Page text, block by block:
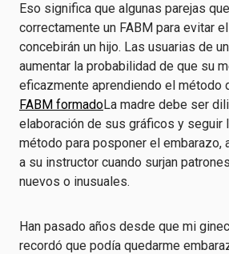
Eso significa que algunas parejas
correctamente un FABM para evitar
concebirán un hijo. Las usuarias de
aumentar la probabilidad de que su
eficazmente aprendiendo el método
FABM formadoLa madre debe ser
elaboración de sus gráficos y seguir
método para posponer el embarazo,
a su instructor cuando surjan
nuevos o inusuales.
Han pasado años desde que mi
recordó que podía quedarme